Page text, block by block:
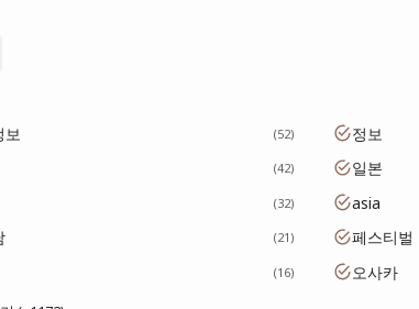
보 52 정보
42 일본
32 asia
21 페스티벌
16 오사카